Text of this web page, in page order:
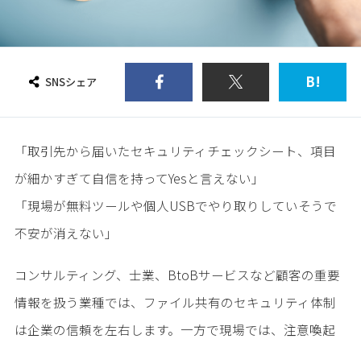
SNSシェア B!
「取引先から届いたセキュリティチェックシート、項目
が細かすぎて自信を持ってYesと言えない」
「現場が無料ツールや個人USBでやり取りしていそうで
不安が消えない」
コンサルティング、士業、BtoBサービスなど顧客の重要
情報を扱う業種では、ファイル共有のセキュリティ体制
は企業の信頼を左右します。一方で現場では、注意喚起